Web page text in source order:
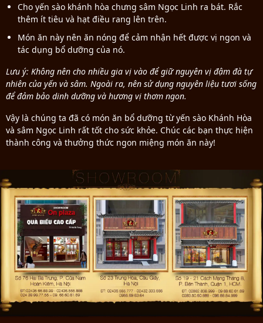
Cho yến sào khánh hòa chưng sâm Ngọc Linh ra bát. Rắc
thêm ít tiêu và hạt điều rang lên trên.
Món ăn này nên ăn nóng để cảm nhận hết được vị ngon và
tác dụng bổ dưỡng của nó.
Lưu ý: Không nên cho nhiều gia vị vào để giữ nguyên vị đậm đà tự
nhiên của yến và sâm. Ngoài ra, nên sử dụng nguyên liệu tươi sống
để đảm bảo dinh dưỡng và hương vị thơm ngon.
Vậy là chúng ta đã có món ăn bổ dưỡng từ yến sào Khánh Hòa
và sâm Ngọc Linh rất tốt cho sức khỏe. Chúc các bạn thực hiện
thành công và thưởng thức ngon miệng món ăn này!